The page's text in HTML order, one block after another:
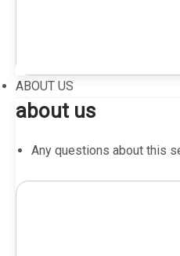
ABOUT US
about us
Any questions about this